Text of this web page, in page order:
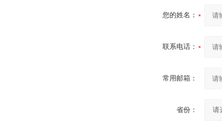
您的姓名：
联系电话：
常用邮箱：
省份：